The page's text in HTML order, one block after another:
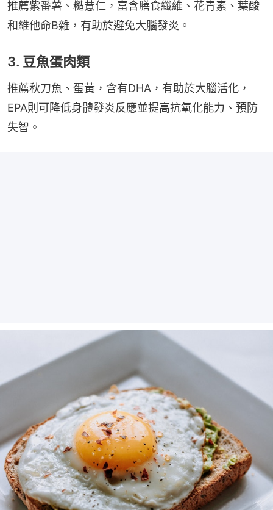
推薦紫番薯、糙薏仁，富含膳食纖維、花青素、葉酸
和維他命B雜，有助於避免大腦發炎。
3. 豆魚蛋肉類
推薦秋刀魚、蛋黃，含有DHA，有助於大腦活化，
EPA則可降低身體發炎反應並提高抗氧化能力、預防
失智。